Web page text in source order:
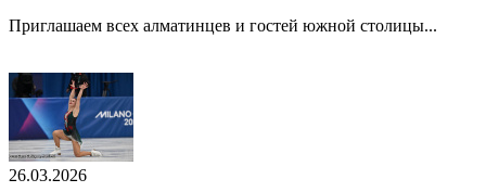
Приглашаем всех алматинцев и гостей южной столицы...
26.03.2026